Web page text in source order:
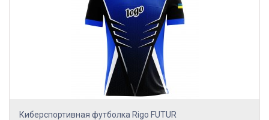
Киберспортивная футболка Rigo FUTUR